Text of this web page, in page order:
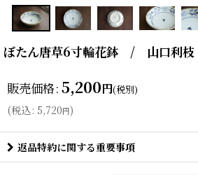
ぼたん唐草6寸輪花鉢 / 山口利枝
販売価格: 5,200円(税別)
(税込: 5,720円)
返品特約に関する重要事項